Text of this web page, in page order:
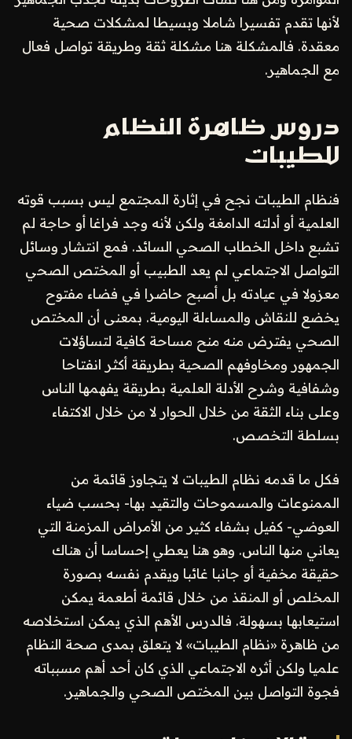
لأنها تقدم تفسيرا شاملا وبسيطا لمشكلات صحية
معقدة. فالمشكلة هنا مشكلة ثقة وطريقة تواصل فعال
مع الجماهير.
دروس ظاهرة النظام
للطيبات
فنظام الطيبات نجح في إثارة المجتمع ليس بسبب قوته
العلمية أو أدلته الدامغة ولكن لأنه وجد فراغا أو حاجة لم
تشبع داخل الخطاب الصحي السائد. فمع انتشار وسائل
التواصل الاجتماعي لم يعد الطبيب أو المختص الصحي
معزولا في عيادته بل أصبح حاضرا في فضاء مفتوح
يخضع للنقاش والمساءلة اليومية. بمعنى أن المختص
الصحي يفترض منه منح مساحة كافية لتساؤلات
الجمهور ومخاوفهم الصحية بطريقة أكثر انفتاحا
وشفافية وشرح الأدلة العلمية بطريقة يفهمها الناس
وعلى بناء الثقة من خلال الحوار لا من خلال الاكتفاء
بسلطة التخصص.
فكل ما قدمه نظام الطيبات لا يتجاوز قائمة من
الممنوعات والمسموحات والتقيد بها- بحسب ضياء
العوضي- كفيل بشفاء كثير من الأمراض المزمنة التي
يعاني منها الناس. وهو هنا يعطي إحساسا أن هناك
حقيقة مخفية أو جانبا غائبا ويقدم نفسه بصورة
المخلص أو المنقذ من خلال قائمة أطعمة يمكن
استيعابها بسهولة. فالدرس الأهم الذي يمكن استخلاصه
من ظاهرة «نظام الطيبات» لا يتعلق بمدى صحة النظام
علميا ولكن أثره الاجتماعي الذي كان أحد أهم مسبباته
فجوة التواصل بين المختص الصحي والجماهير.